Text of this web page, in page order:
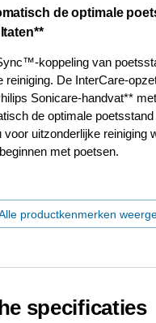
de optimale
koppeling van
reiniging. De InterCare-
Sonicare-handvat**
de optimale
voor uitzonderlijke reiniging
met poetsen.
productkenmerken
specificaties